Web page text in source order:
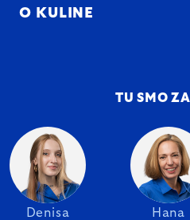
O KULINE
TU SMO
Denisa Hana